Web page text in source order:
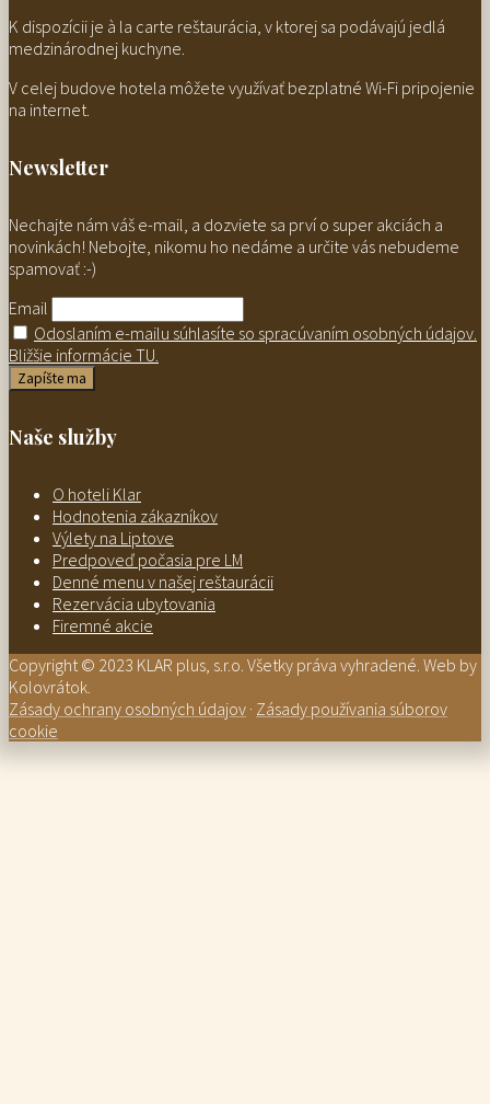
K dispozícii je à la carte reštaurácia, v ktorej sa podávajú jedlá
medzinárodnej kuchyne.
V celej budove hotela môžete využívať bezplatné Wi-Fi pripojenie
na internet.
Newsletter
Nechajte nám váš e-mail, a dozviete sa prví o super akciách a
novinkách! Nebojte, nikomu ho nedáme a určite vás nebudeme
spamovať :-)
Email
Odoslaním e-mailu súhlasíte so spracúvaním osobných údajov.
Bližšie informácie TU.
Naše služby
O hoteli Klar
Hodnotenia zákazníkov
Výlety na Liptove
Predpoveď počasia pre LM
Denné menu v našej reštaurácii
Rezervácia ubytovania
Firemné akcie
Copyright © 2023 KLAR plus, s.r.o. Všetky práva vyhradené. Web by
Kolovrátok.
Zásady ochrany osobných údajov · Zásady používania súborov
cookie